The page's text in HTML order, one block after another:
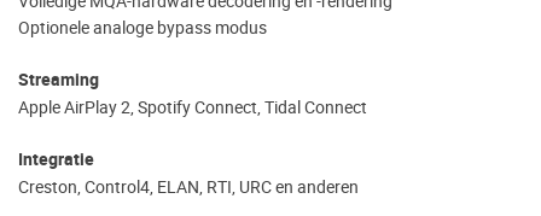
Optionele analoge bypass modus
Streaming
Apple AirPlay 2, Spotify Connect, Tidal Connect
Integratie
Creston, Control4, ELAN, RTI, URC en anderen